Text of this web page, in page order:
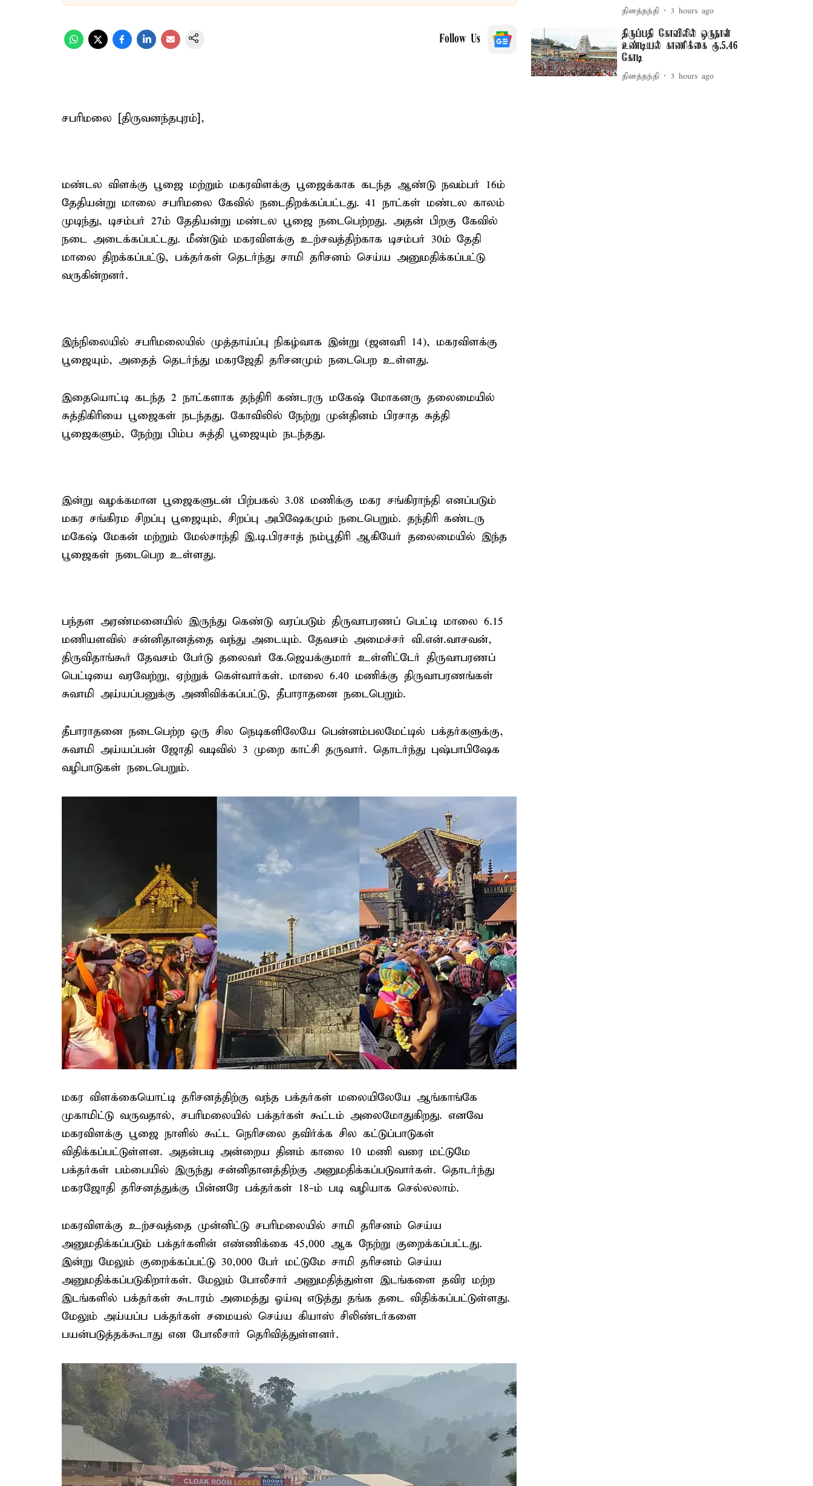
Follow Us
சபரிமலை [திருவனந்தபுரம்],
மண்டல விளக்கு பூஜை மற்றும் மகரவிளக்கு பூஜைக்காக கடந்த ஆண்டு நவம்பர் 16ம்
தேதியன்று மாலை சபரிமலை கேவில் நடைதிறக்கப்பட்டது. 41 நாட்கள் மண்டல காலம்
முடிந்து, டிசம்பர் 27ம் தேதியன்று மண்டல பூஜை நடைபெற்றது. அதன் பிறகு கேவில்
நடை அடைக்கப்பட்டது. மீண்டும் மகரவிளக்கு உற்சவத்திற்காக டிசம்பர் 30ம் தேதி
மாலை திறக்கப்பட்டு, பக்தர்கள் தெடர்ந்து சாமி தரிசனம் செய்ய அனுமதிக்கப்பட்டு
வருகின்றனர்.
இந்நிலையில் சபரிமலையில் முத்தாய்ப்பு நிகழ்வாக இன்று (ஜனவரி 14), மகரவிளக்கு
பூஜையும், அதைத் தெடர்ந்து மகரஜேதி தரிசனமும் நடைபெற உள்ளது.
இதையொட்டி கடந்த 2 நாட்களாக தந்திரி கண்டரரு மகேஷ் மோகனரு தலைமையில்
சுத்திகிரியை பூஜைகள் நடந்தது. கோவிலில் நேற்று முன்தினம் பிரசாத சுத்தி
பூஜைகளும், நேற்று பிம்ப சுத்தி பூஜையும் நடந்தது.
இன்று வழக்கமான பூஜைகளுடன் பிற்பகல் 3.08 மணிக்கு மகர சங்கிராந்தி எனப்படும்
மகர சங்கிரம சிறப்பு பூஜையும், சிறப்பு அபிஷேகமும் நடைபெறும். தந்திரி கண்டரு
மகேஷ் மேகன் மற்றும் மேல்சாந்தி இ.டி.பிரசாத் நம்பூதிரி ஆகியேர் தலைமையில் இந்த
பூஜைகள் நடைபெற உள்ளது.
பந்தள அரண்மனையில் இருந்து கெண்டு வரப்படும் திருவாபரணப் பெட்டி மாலை 6.15
மணியளவில் சன்னிதானத்தை வந்து அடையும். தேவசம் அமைச்சர் வி.என்.வாசவன்,
திருவிதாங்கூர் தேவசம் பேர்டு தலைவர் கே.ஜெயக்குமார் உள்ளிட்டேர் திருவாபரணப்
பெட்டியை வரவேற்று, ஏற்றுக் கெள்வார்கள். மாலை 6.40 மணிக்கு திருவாபரணங்கள்
சுவாமி அய்யப்பனுக்கு அணிவிக்கப்பட்டு, தீபாராதனை நடைபெறும்.
தீபாராதனை நடைபெற்ற ஒரு சில நெடிகளிலேயே பென்னம்பலமேட்டில் பக்தர்களுக்கு,
சுவாமி அய்யப்பன் ஜோதி வடிவில் 3 முறை காட்சி தருவார். தொடர்ந்து புஷ்பாபிஷேக
வழிபாடுகள் நடைபெறும்.
மகர விளக்கையொட்டி தரிசனத்திற்கு வந்த பக்தர்கள் மலையிலேயே ஆங்காங்கே
முகாமிட்டு வருவதால், சபரிமலையில் பக்தர்கள் கூட்டம் அலைமோதுகிறது. எனவே
மகரவிளக்கு பூஜை நாளில் கூட்ட நெரிசலை தவிர்க்க சில கட்டுப்பாடுகள்
விதிக்கப்பட்டுள்ளன. அதன்படி அன்றைய தினம் காலை 10 மணி வரை மட்டுமே
பக்தர்கள் பம்பையில் இருந்து சன்னிதானத்திற்கு அனுமதிக்கப்படுவார்கள். தொடர்ந்து
மகரஜோதி தரிசனத்துக்கு பின்னரே பக்தர்கள் 18-ம் படி வழியாக செல்லலாம்.
மகரவிளக்கு உற்சவத்தை முன்னிட்டு சபரிமலையில் சாமி தரிசனம் செய்ய
அனுமதிக்கப்படும் பக்தர்களின் எண்ணிக்கை 45,000 ஆக நேற்று குறைக்கப்பட்டது.
இன்று மேலும் குறைக்கப்பட்டு 30,000 பேர் மட்டுமே சாமி தரிசனம் செய்ய
அனுமதிக்கப்படுகிறார்கள். மேலும் போலீசார் அனுமதித்துள்ள இடங்களை தவிர மற்ற
இடங்களில் பக்தர்கள் கூடாரம் அமைத்து ஓய்வு எடுத்து தங்க தடை விதிக்கப்பட்டுள்ளது.
மேலும் அய்யப்ப பக்தர்கள் சமையல் செய்ய கியாஸ் சிலிண்டர்களை
பயன்படுத்தக்கூடாது என போலீசார் தெரிவித்துள்ளனர்.
தினத்தந்தி 3 hours ago
திருப்பதி கோவிலில் ஒருநாள்
உண்டியல் காணிக்கை ரூ.5.46
கோடி
தினத்தந்தி 3 hours ago